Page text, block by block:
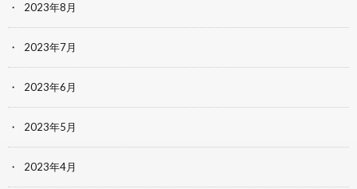
2023年8月
2023年7月
2023年6月
2023年5月
2023年4月